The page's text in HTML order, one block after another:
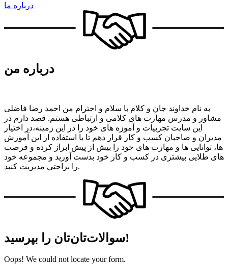
درباره ما
درباره من
به نام خداوند جان و کلام با سلام و احترام من احمد رضا فاضلی
مشاور و مدرس مهارت های کلامی و ارتباطی هستم. قصد دارم در
این سایت تجربیات و آموزه های خود را در این زمینه،در اختیار
مديران و صاحبان كسب و كار قرار دهم تا با استفاده از این آموزش
ها، توانایی ها و مهارت های خود را بیش از پیش ابراز کرده و فرصت
های طلایی بیشتری در کسب و کار خود بدست آورید و مجموعه خود
را براحتي مديريت كنيد.
سوالات‌تان‌تان را بپرسید!
Oops! We could not locate your form.